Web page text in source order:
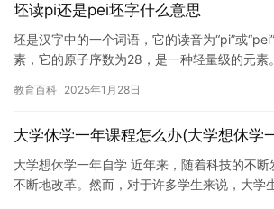
坯读pi还是pei坯字什么意思
坯是汉字中的一个词语，它的读音为“pi”或
素，它的原子序数为28，是一种轻量级的元素
教育百科 2025年1月28日
大学休学一年课程怎么办(大学想休学
大学想休学一年自学 近年来，随着科技的不
不断地改革。然而，对于许多学生来说，大学